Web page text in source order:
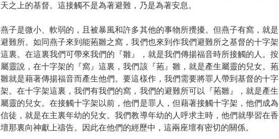
天之上的基督。這接觸不是為著避難，乃是為著安息。
燕子是微小、軟弱的，且被暴風和許多其他的事物所攪擾。但燕子有窩，就是
避難所。如同燕子來到能菢雛之窩，我們也來到作我們避難所之基督的十字架
這裏。在這裏我們可帶來我們的『雛』，就是我們傳揚福音時所接觸的人。按
屬靈說，在十字架的『窩』這裏，我們該『菢』雛，就是產生屬靈的兒女。菢
雛就是藉著傳揚福音而產生他們。要這樣作，我們需要將罪人帶到基督的十字
架。在十字架這裏，我們有我們的窩，我們的避難所可以『菢雛』，就是產生
屬靈的兒女。在接觸十字架以前，他們是罪人，但藉著接觸十字架，他們成為
信徒，就是在主裏年幼的兒女。我們教導年幼的人呼求主時，他們就學習在香
壇那裏向神獻上禱告。因此在他們的經歷中，這兩座壇有密切的關係。